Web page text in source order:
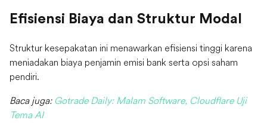
Efisiensi Biaya dan Struktur Modal
Struktur kesepakatan ini menawarkan efisiensi tinggi karena
meniadakan biaya penjamin emisi bank serta opsi saham
pendiri.
Baca juga: Gotrade Daily: Malam Software, Cloudflare Uji
Tema AI